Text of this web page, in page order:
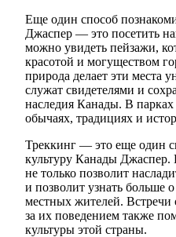
Еще один способ
Джаспер — это посетить
можно увидеть пейзажи,
красотой и могуществом
природа делает эти места
служат свидетелями и
наследия Канады. В
обычаях, традициях и
Треккинг — это еще один
культуру Канады Джаспер.
не только позволит
и позволит узнать больше
местных жителей.
за их поведением также
культуры этой страны.